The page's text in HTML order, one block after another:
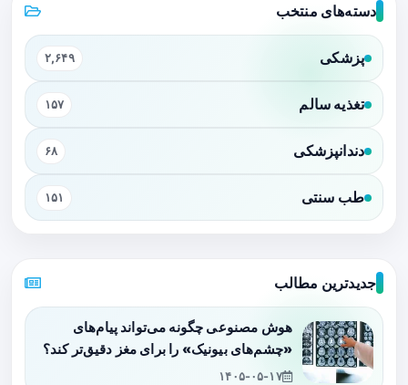
دسته‌های منتخب
پزشکی ۲,۶۴۹
تغذیه سالم ۱۵۷
دندانپزشکی ۶۸
طب سنتی ۱۵۱
جدیدترین مطالب
هوش مصنوعی چگونه می‌تواند پیام‌های
«چشم‌های بیونیک» را برای مغز دقیق‌تر کند؟
۱۴۰۵-۰۵-۱۷